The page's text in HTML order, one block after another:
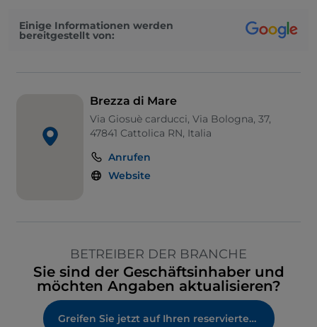
Einige Informationen werden
bereitgestellt von:
Brezza di Mare
Via Giosuè carducci, Via Bologna, 37,
47841 Cattolica RN, Italia
Anrufen
Website
BETREIBER DER BRANCHE
Sie sind der Geschäftsinhaber und
möchten Angaben aktualisieren?
Greifen Sie jetzt auf Ihren reservierten Bereich zu